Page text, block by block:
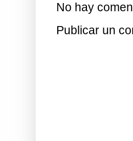
No hay
Publicar un